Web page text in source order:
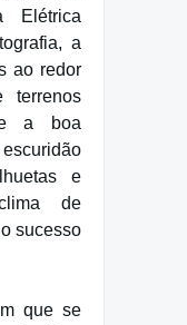
Elétrica
a
ao redor
terrenos
e a boa
e
de
sucesso
que se